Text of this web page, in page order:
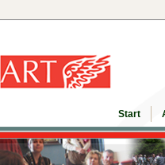
Start